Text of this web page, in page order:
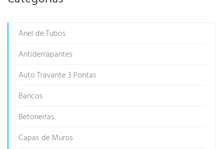
Anel de Tubos
Antiderrapantes
Auto Travante 3 Pontas
Bancos
Betoneiras
Capas de Muros